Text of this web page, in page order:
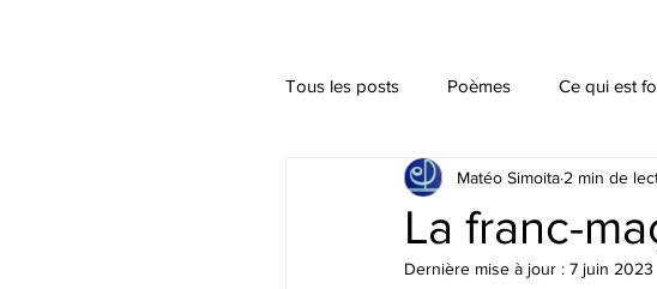
Tous les posts Poèmes Ce qui est
Parutions de livres, revues, etc. La
La franc-
Matéo Simoita 2 min de
Dernière mise à jour : 7 juin 2023